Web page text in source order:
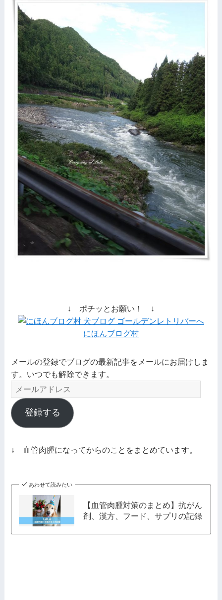
↓ ポチッとお願い！ ↓
にほんブログ村
メールの登録でブログの最新記事をメールにお届けしま
す。いつでも解除できます。
メ
ー
ル
ア
レ
登録する
↓ 血管肉腫になってからのことをまとめています。
あわせて読みたい
【血管肉腫対策のまとめ】抗がん
剤、漢方、フード、サプリの記録